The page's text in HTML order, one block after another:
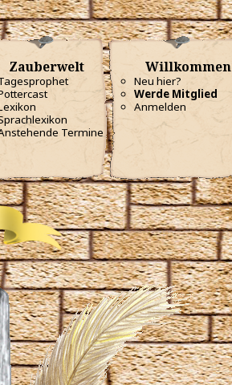
Zauberwelt
Termine
Willkommen
Neu hier?
Werde Mitglied
Anmelden